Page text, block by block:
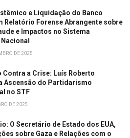
e Liquidação do Banco
Relatório Forense Abrangente sobre
e Impactos no Sistema
DE 2025
Contra a Crise: Luís Roberto
Ascensão do Partidarismo
no STF
DE 2025
O Secretário de Estado dos EUA,
sobre Gaza e Relações com o